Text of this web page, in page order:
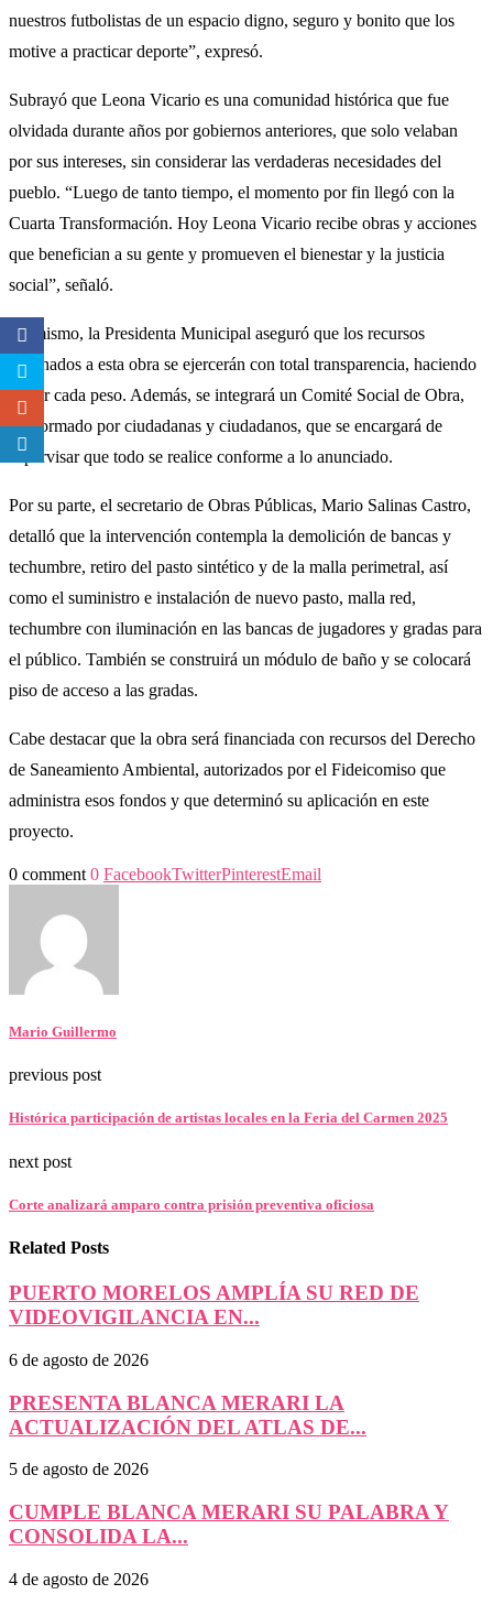
nuestros futbolistas de un espacio digno, seguro y bonito que los
motive a practicar deporte”, expresó.
Subrayó que Leona Vicario es una comunidad histórica que fue
olvidada durante años por gobiernos anteriores, que solo velaban
por sus intereses, sin considerar las verdaderas necesidades del
pueblo. “Luego de tanto tiempo, el momento por fin llegó con la
Cuarta Transformación. Hoy Leona Vicario recibe obras y acciones
que benefician a su gente y promueven el bienestar y la justicia
social”, señaló.
Asimismo, la Presidenta Municipal aseguró que los recursos
destinados a esta obra se ejercerán con total transparencia, haciendo
rendir cada peso. Además, se integrará un Comité Social de Obra,
conformado por ciudadanas y ciudadanos, que se encargará de
supervisar que todo se realice conforme a lo anunciado.
Por su parte, el secretario de Obras Públicas, Mario Salinas Castro,
detalló que la intervención contempla la demolición de bancas y
techumbre, retiro del pasto sintético y de la malla perimetral, así
como el suministro e instalación de nuevo pasto, malla red,
techumbre con iluminación en las bancas de jugadores y gradas para
el público. También se construirá un módulo de baño y se colocará
piso de acceso a las gradas.
Cabe destacar que la obra será financiada con recursos del Derecho
de Saneamiento Ambiental, autorizados por el Fideicomiso que
administra esos fondos y que determinó su aplicación en este
proyecto.
0 comment 0 FacebookTwitterPinterestEmail
Mario Guillermo
previous post
Histórica participación de artistas locales en la Feria del Carmen 2025
next post
Corte analizará amparo contra prisión preventiva oficiosa
Related Posts
PUERTO MORELOS AMPLÍA SU RED DE
VIDEOVIGILANCIA EN...
6 de agosto de 2026
PRESENTA BLANCA MERARI LA
ACTUALIZACIÓN DEL ATLAS DE...
5 de agosto de 2026
CUMPLE BLANCA MERARI SU PALABRA Y
CONSOLIDA LA...
4 de agosto de 2026